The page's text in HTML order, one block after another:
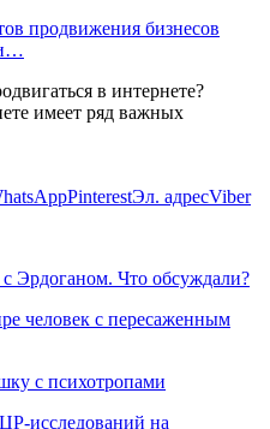
продвижения бизнесов
в интернете?
имеет ряд важных
PinterestЭл. адресViber
Эрдоганом. Что обсуждали?
человек с пересаженным
с психотропами
исследований на